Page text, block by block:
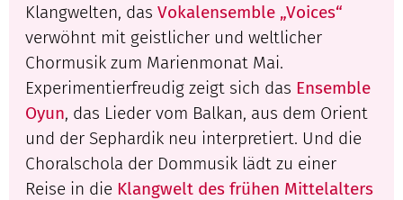
Klangwelten, das Vokalensemble „Voices“
verwöhnt mit geistlicher und weltlicher
Chormusik zum Marienmonat Mai.
Experimentierfreudig zeigt sich das Ensemble
Oyun, das Lieder vom Balkan, aus dem Orient
und der Sephardik neu interpretiert. Und die
Choralschola der Dommusik lädt zu einer
Reise in die Klangwelt des frühen Mittelalters